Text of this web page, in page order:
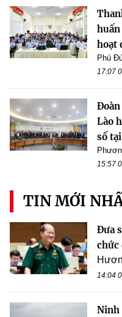
hoạt
Phú
17:07
Đoàn
Lào
số
15:57
TIN MỚI
Đưa
chức
14:04
Ninh